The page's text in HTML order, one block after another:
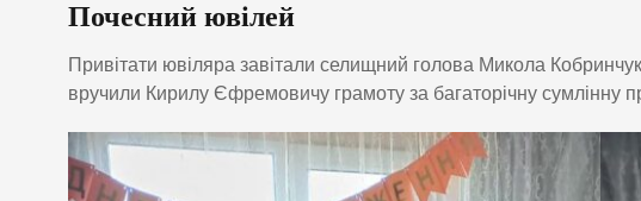
Почесний ювілей
Привітати ювіляра завітали селищний голова Микола
вручили Кирилу Єфремовичу грамоту за багаторічну сумлінну